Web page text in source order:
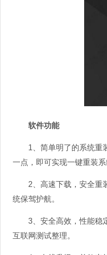
软件功能
1、简单明了的系统重装
一点，即可实现一键重装系
2、高速下载，安全重装
统保驾护航。
3、安全高效，性能稳定
互联网测试整理。